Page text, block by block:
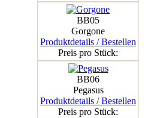
BB05
Gorgone
Produktdetails / Bestellen
Preis pro Stück:
BB06
Pegasus
Produktdetails / Bestellen
Preis pro Stück: